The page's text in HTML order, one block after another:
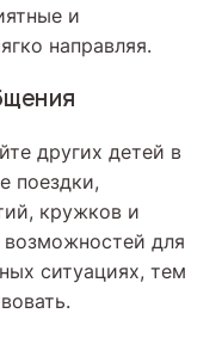
и
направляя.
других детей в
поездки,
кружков и
для
ситуациях, тем